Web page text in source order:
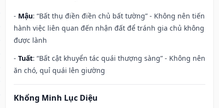
- Mậu: “Bất thụ điền điền chủ bất tường” - Không nên tiến
hành việc liên quan đến nhận đất để tránh gia chủ không
được lành
- Tuất: “Bất cật khuyển tác quái thượng sàng” - Không nên
ăn chó, quỉ quái lên giường
Khổng Minh Lục Diệu